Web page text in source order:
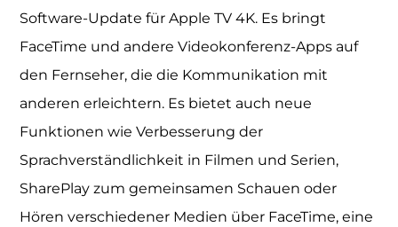
Software-Update für Apple TV 4K. Es bringt
FaceTime und andere Videokonferenz-Apps auf
den Fernseher, die die Kommunikation mit
anderen erleichtern. Es bietet auch neue
Funktionen wie Verbesserung der
Sprachverständlichkeit in Filmen und Serien,
SharePlay zum gemeinsamen Schauen oder
Hören verschiedener Medien über FaceTime, eine